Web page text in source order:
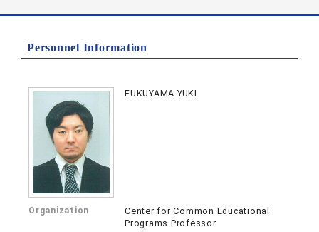
Personnel Information
FUKUYAMA YUKI
Organization
Center for Common Educational
Programs Professor